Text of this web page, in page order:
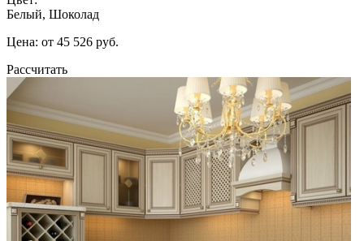
Белый, Шоколад
Цена: от 45 526 руб.
Рассчитать